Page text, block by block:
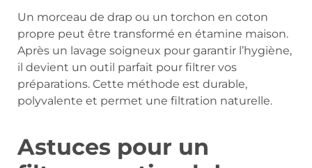
Un morceau de drap ou un torchon en coton
propre peut être transformé en étamine maison.
Après un lavage soigneux pour garantir l’hygiène,
il devient un outil parfait pour filtrer vos
préparations. Cette méthode est durable,
polyvalente et permet une filtration naturelle.
Astuces pour un